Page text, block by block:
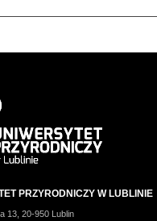
PRZYRODNICZY W LUBLINIE
13, 20-950 Lublin